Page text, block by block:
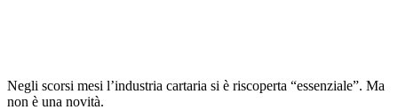
Negli scorsi mesi l’industria cartaria si è riscoperta “essenziale”. Ma
non è una novità.